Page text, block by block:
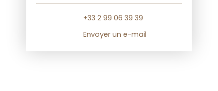
+33 2 99 06 39 39
Envoyer un e-mail